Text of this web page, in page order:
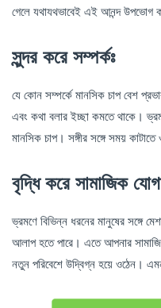
গেলে যথাযথভাবেই এই আনন্দ উপভোগ
সুন্দর করে সম্পর্কঃ
যে কোন সম্পর্কে মানসিক চাপ বেশ
এবং কথা বলার ইচ্ছা কমতে থাকে।
মানসিক চাপ। সঙ্গীর সঙ্গে সময় কাটাতে
বৃদ্ধি করে সামাজিক
ভ্রমণে বিভিন্ন ধরনের মানুষের সঙ্গে
আলাপ হতে পারে। এতে আপনার
নতুন পরিবেশে উদ্বিগ্ন হয়ে ওঠেন।